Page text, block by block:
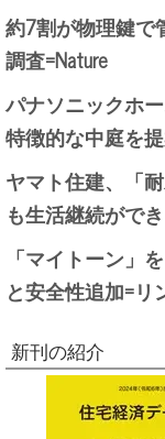
約7割が物理鍵で
調査=Nature
パナソニックホ
特徴的な中庭を
ヤマト住建、「
も生活継続がで
「マイトーン」
と安全性追加=リ
新刊の紹介